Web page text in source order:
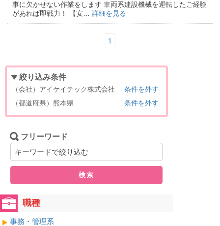
事に欠かせない作業をします 車両系建設機械を運転したご経験
があれば即戦力！ 【安… 詳細を見る
1
絞り込み条件
（会社）アイケイテック株式会社
条件を外す
（都道府県）熊本県
条件を外す
フリーワード
検索
職種
事務・管理系